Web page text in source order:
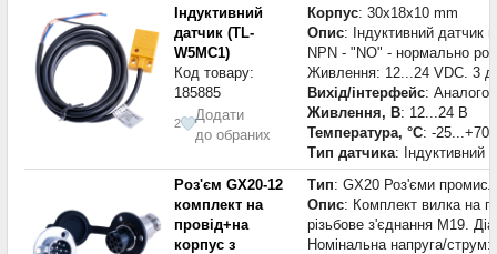
Індуктивний
датчик (TL-
W5MC1)
Код товару:
185885
2
Додати
до обраних
Корпус: 30x18x10 mm
Опис: Індуктивний датчик
NPN - "NO" - нормально
Живлення: 12...24 VDC. 3
Вихід/інтерфейс:
Живлення, В: 12...24 В
Температура, °С: -
Тип датчика: Індуктивний
Роз'єм GX20-12
комплект на
провід+на
корпус з
Тип: GX20 Роз'єми
Опис: Комплект вилка на
різьбове з'єднання М19.
Номінальна напруга/